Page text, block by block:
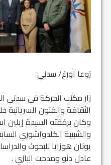
زوعا اورغ/ سدني
زار مكتب الحركة في سدني
الثقافة والفنون السريانية
وكان برفقته السيدة إيلين
والشبيبة الكلدواشوري
يونان هوزايا للبحوث
عادل دنو ومدحت البازي .